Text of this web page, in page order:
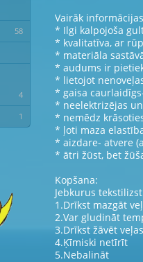
58
4
1
Vairāk
* Ilgi kalpojoša
* kvalitatīva, ar
* materiāla
* audums ir
* lietojot
* gaisa
* neelektrizējas
* nemēdz
* ļoti maza
* aizdare- atvere
* ātri žūst, bet
Kopšana:
Jebkurus
1.Drīkst mazgāt
2.Var gludināt
3.Drīkst žāvēt
4.Ķīmiski netīrīt
5.Nebalināt